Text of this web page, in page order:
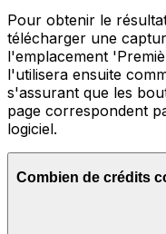
Pour obtenir le
télécharger une
l'emplacement
l'utilisera ensuite
s'assurant que les
page correspondent
logiciel.
Combien de crédits